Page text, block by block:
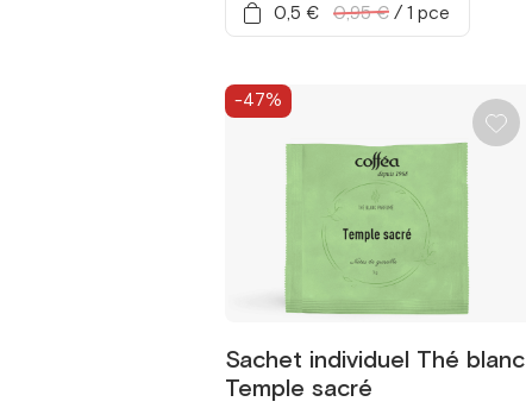
0,5 € 0,95 € /1 pce
Sachet individuel Thé blanc
Temple sacré
-47%